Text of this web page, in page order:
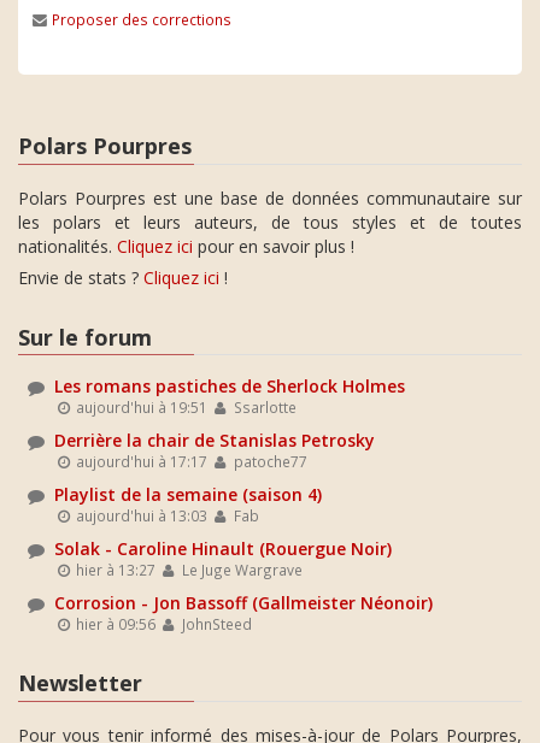
Proposer des corrections
Polars Pourpres
Polars Pourpres est une base de données communautaire sur
les polars et leurs auteurs, de tous styles et de toutes
nationalités. Cliquez ici pour en savoir plus !
Envie de stats ? Cliquez ici !
Sur le forum
Les romans pastiches de Sherlock Holmes
aujourd'hui à 19:51 Ssarlotte
Derrière la chair de Stanislas Petrosky
aujourd'hui à 17:17 patoche77
Playlist de la semaine (saison 4)
aujourd'hui à 13:03 Fab
Solak - Caroline Hinault (Rouergue Noir)
hier à 13:27 Le Juge Wargrave
Corrosion - Jon Bassoff (Gallmeister Néonoir)
hier à 09:56 JohnSteed
Newsletter
Pour vous tenir informé des mises-à-jour de Polars Pourpres,